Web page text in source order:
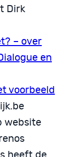
Dirk
– over
en
voorbeeld
website
heeft de